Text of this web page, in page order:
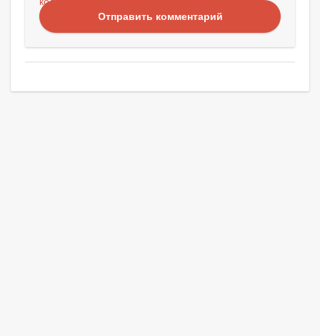
Отправить комментарий